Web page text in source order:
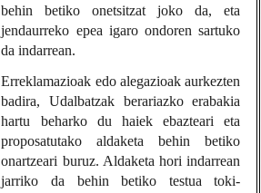
behin betiko onetsitzat joko da, eta
jendaurreko epea igaro ondoren sartuko
da indarrean.
Erreklamazioak edo alegazioak aurkezten
badira, Udalbatzak berariazko erabakia
hartu beharko du haiek ebazteari eta
proposatutako aldaketa behin betiko
onartzeari buruz. Aldaketa hori indarrean
jarriko da behin betiko testua toki-